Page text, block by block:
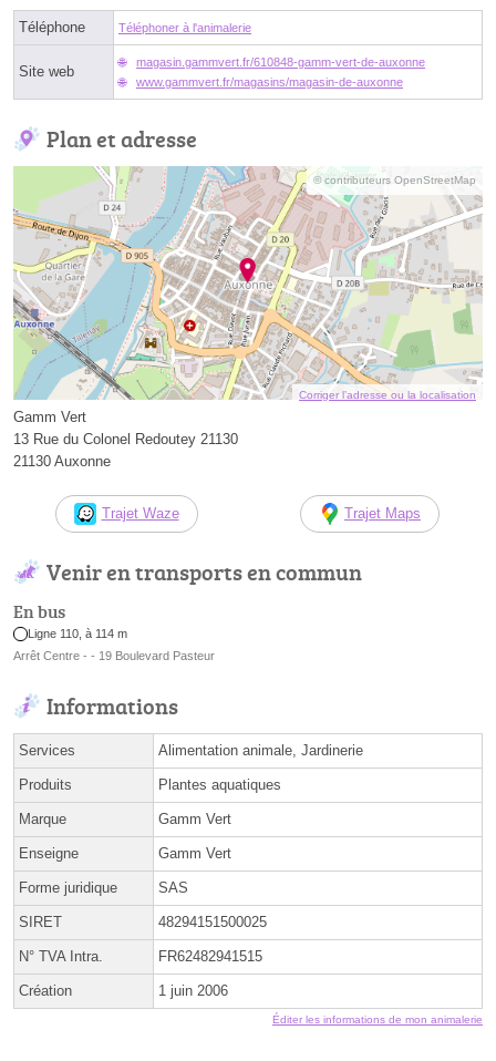
Téléphone Téléphoner à l'animalerie
Site web
magasin.gammvert.fr/610848-gamm-vert-de-auxonne
www.gammvert.fr/magasins/magasin-de-auxonne
Plan et adresse
© contributeurs OpenStreetMap
Corriger l’adresse ou la localisation
Gamm Vert
13 Rue du Colonel Redoutey 21130
21130 Auxonne
Trajet Waze Trajet Maps
Venir en transports en commun
En bus
Ligne 110, à 114 m
Arrêt Centre - - 19 Boulevard Pasteur
Informations
Services Alimentation animale, Jardinerie
Produits Plantes aquatiques
Marque Gamm Vert
Enseigne Gamm Vert
Forme juridique SAS
SIRET 48294151500025
N° TVA Intra. FR62482941515
Création 1 juin 2006
Éditer les informations de mon animalerie